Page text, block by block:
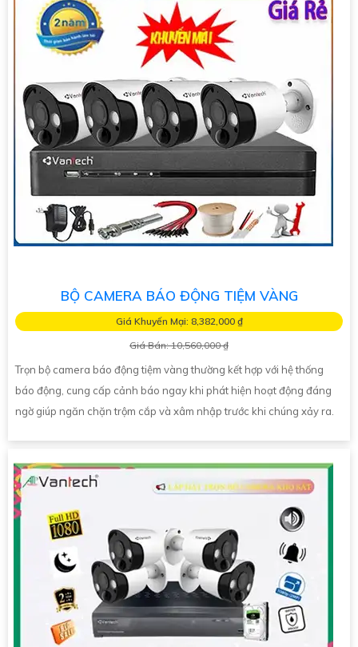
BỘ CAMERA BÁO ĐỘNG TIỆM VÀNG
Giá Khuyến Mại: 8,382,000 ₫
Giá Bán: 10,560,000 ₫
Trọn bộ camera báo động tiệm vàng thường kết hợp với hệ thống
báo động, cung cấp cảnh báo ngay khi phát hiện hoạt động đáng
ngờ giúp ngăn chặn trộm cắp và xâm nhập trước khi chúng xảy ra.